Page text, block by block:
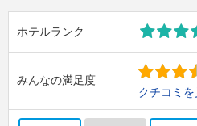
ホテルランク
みんなの満足度
クチコミを